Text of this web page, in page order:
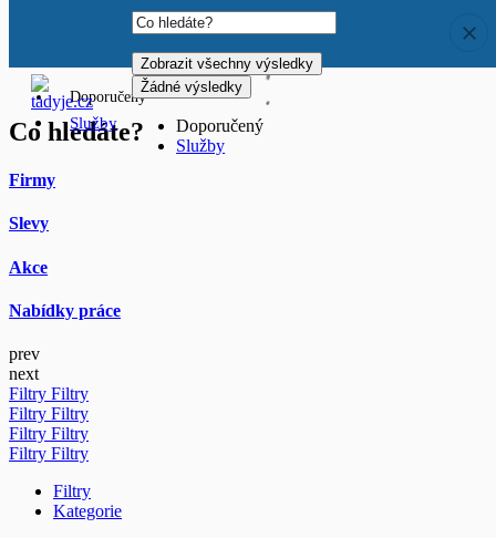
Zobrazit všechny výsledky
Žádné výsledky
Doporučený
Služby
Co hledáte?
Firmy
Slevy
Akce
Nabídky práce
prev
next
Filtry Filtry
Filtry Filtry
Filtry Filtry
Filtry Filtry
Filtry
Kategorie
Zobrazit všechny výsledky Žádné výsledky
Doporučený
Služby